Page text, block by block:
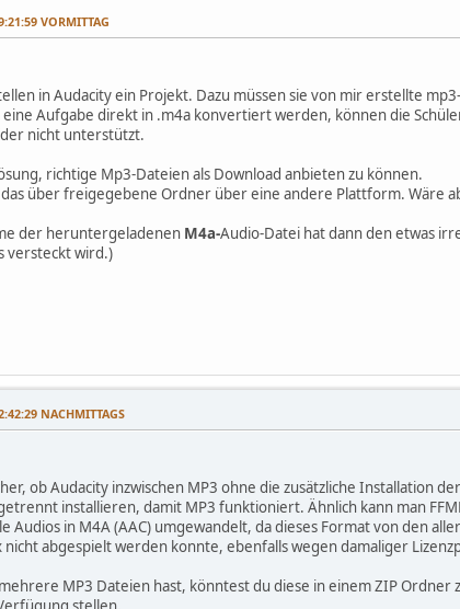
VORMITTAG
in Audacity ein Projekt. Dazu müssen sie von mir erstellte
eine Aufgabe direkt in .m4a konvertiert werden, können die
nicht unterstützt.
richtige Mp3-Dateien als Download anbieten zu können.
das über freigegebene Ordner über eine andere Plattform. Wäre
der heruntergeladenen M4a-Audio-Datei hat dann den etwas
versteckt wird.)
NACHMITTAGS
ob Audacity inzwischen MP3 ohne die zusätzliche Installation
installieren, damit MP3 funktioniert. Ähnlich kann man
Audios in M4A (AAC) umgewandelt, da dieses Format von den
abgespielt werden konnte, ebenfalls wegen damaliger
MP3 Dateien hast, könntest du diese in einem ZIP